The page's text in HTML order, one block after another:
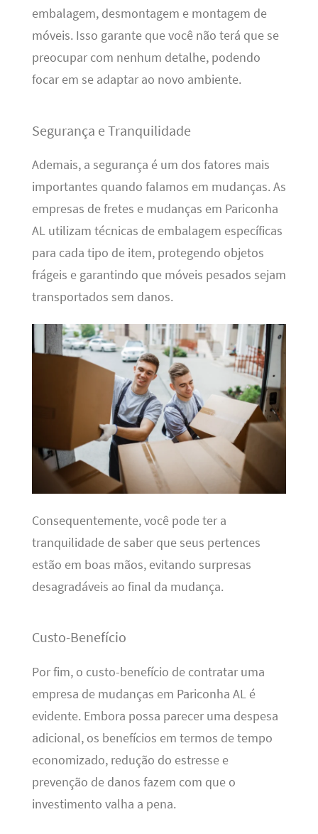
embalagem, desmontagem e montagem de
móveis. Isso garante que você não terá que se
preocupar com nenhum detalhe, podendo
focar em se adaptar ao novo ambiente.
Segurança e Tranquilidade
Ademais, a segurança é um dos fatores mais
importantes quando falamos em mudanças. As
empresas de fretes e mudanças em Pariconha
AL utilizam técnicas de embalagem específicas
para cada tipo de item, protegendo objetos
frágeis e garantindo que móveis pesados sejam
transportados sem danos.
Consequentemente, você pode ter a
tranquilidade de saber que seus pertences
estão em boas mãos, evitando surpresas
desagradáveis ao final da mudança.
Custo-Benefício
Por fim, o custo-benefício de contratar uma
empresa de mudanças em Pariconha AL é
evidente. Embora possa parecer uma despesa
adicional, os benefícios em termos de tempo
economizado, redução do estresse e
prevenção de danos fazem com que o
investimento valha a pena.